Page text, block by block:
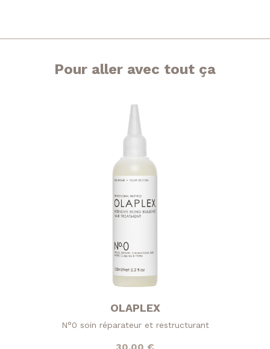
Pour aller avec tout ça
OLAPLEX
N°0 soin réparateur et restructurant